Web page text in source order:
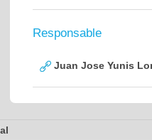
Responsable
Juan Jose Yunis